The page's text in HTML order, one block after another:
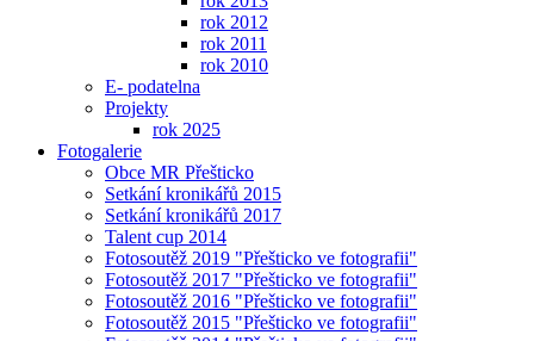
rok 2012
rok 2011
rok 2010
E- podatelna
Projekty
rok 2025
Fotogalerie
Obce MR Přešticko
Setkání kronikářů 2015
Setkání kronikářů 2017
Talent cup 2014
Fotosoutěž 2019 "Přešticko ve fotografii"
Fotosoutěž 2017 "Přešticko ve fotografii"
Fotosoutěž 2016 "Přešticko ve fotografii"
Fotosoutěž 2015 "Přešticko ve fotografii"